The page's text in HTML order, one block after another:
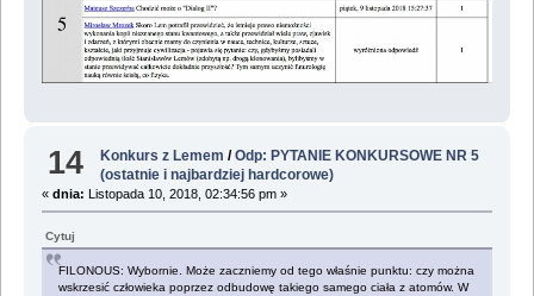
14 Konkurs z Lemem /Odp: PYTANIE KONKURSOWE NR 5
(ostatnie i najbardziej hardcorowe)
« dnia: Listopada 10, 2018, 02:34:56 pm »
Cytuj
FILONOUS: Wybornie. Może zaczniemy od tego właśnie punktu: czy można
wskrzesić człowieka poprzez odbudowę takiego samego ciała z atomów. W